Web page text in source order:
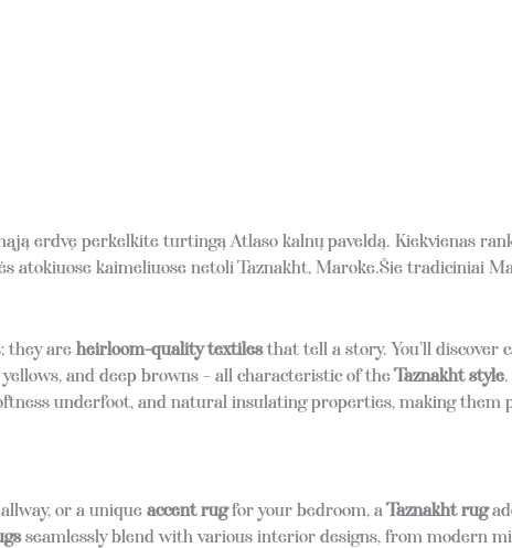
erdvę perkelkite turtingą Atlaso kalnų paveldą. Kiekvienas
atokiuose kaimeliuose netoli Taznakht, Maroke.Šie tradiciniai
they are heirloom-quality textilesthat tell a story. You’ll
and deep browns – all characteristic of theTaznakht style.
underfoot, and natural insulating properties, making them
or a unique accent rugfor your bedroom, aTaznakht rug
seamlessly blend with various interior designs, from modern